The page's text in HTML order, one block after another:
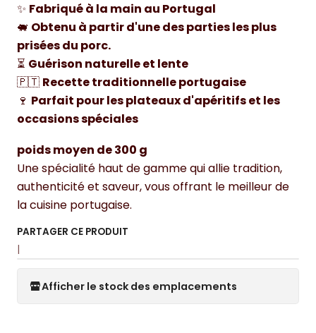
✨ Fabriqué à la main au Portugal
🐖 Obtenu à partir d'une des parties les plus
prisées du porc.
⏳ Guérison naturelle et lente
🇵🇹 Recette traditionnelle portugaise
🍷 Parfait pour les plateaux d'apéritifs et les
occasions spéciales
poids moyen de 300 g
Une spécialité haut de gamme qui allie tradition,
authenticité et saveur, vous offrant le meilleur de
la cuisine portugaise.
PARTAGER CE PRODUIT
|
Afficher le stock des emplacements